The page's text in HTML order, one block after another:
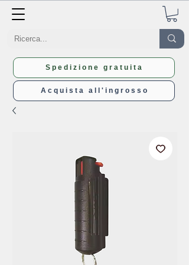
Spedizione gratuita
Acquista all'ingrosso